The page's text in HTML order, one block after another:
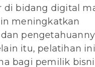
di bidang digital
meningkatkan
itu, pelatihan
bagi pemilik